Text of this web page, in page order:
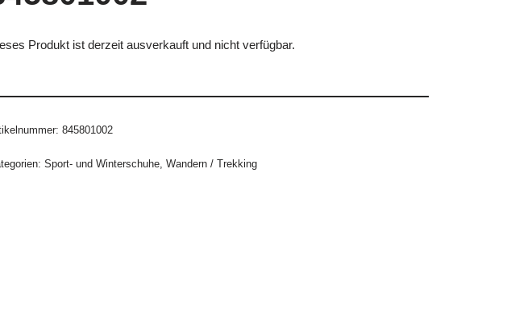
Produkt ist derzeit ausverkauft und nicht verfügbar.
845801002
Sport- und Winterschuhe, Wandern / Trekking